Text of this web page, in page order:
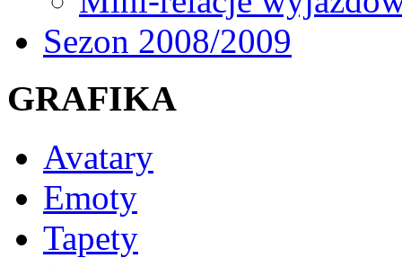
Sezon 2008/2009
GRAFIKA
Avatary
Emoty
Tapety